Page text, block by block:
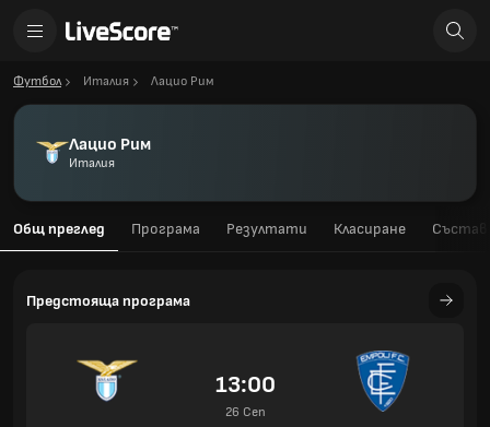
Футбол Италия Лацио Рим
Лацио Рим
Италия
Общ преглед Програма Резултати Класиране Състав
Предстояща програма
13:00
26 Сеп